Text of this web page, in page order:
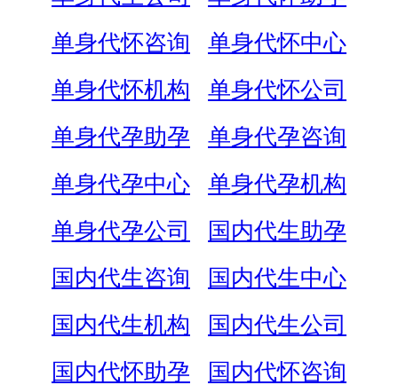
单身代怀咨询
单身代怀中心
单身代怀机构
单身代怀公司
单身代孕助孕
单身代孕咨询
单身代孕中心
单身代孕机构
单身代孕公司
国内代生助孕
国内代生咨询
国内代生中心
国内代生机构
国内代生公司
国内代怀助孕
国内代怀咨询